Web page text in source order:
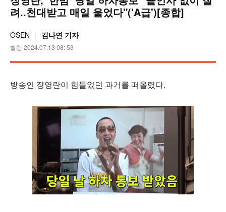
려..천대받고 매일 울었다"('A급')[종합]
OSEN 김나연 기자
발행 2024.07.13 08: 53
방송인 장영란이 힘들었던 과거를 떠올렸다.